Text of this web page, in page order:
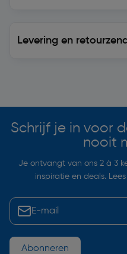
Levering en
Schrijf je in voor
nooit
Je ontvangt van ons 2 à 3
inspiratie en deals.
Abonneren